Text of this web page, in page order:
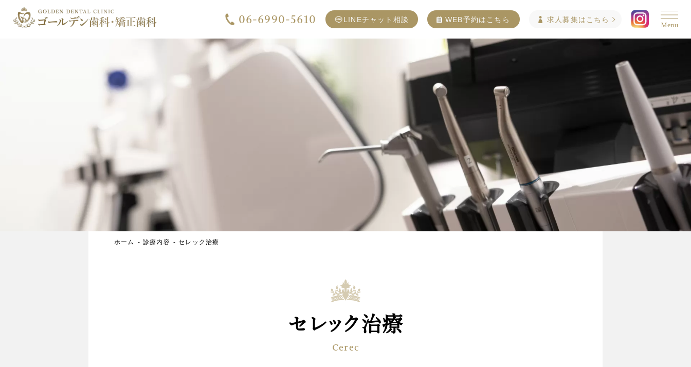
06-6990-5610 LINEチャット相談 WEB予約はこちら 求人募集はこちら
Menu
ホーム 診療内容 セレック治療
セレック治療
Cerec